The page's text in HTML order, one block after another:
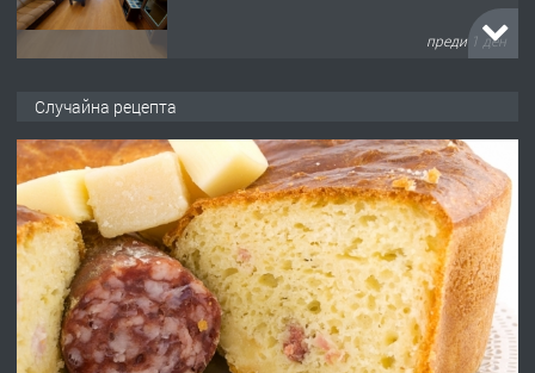
преди 1 ден
АПАРТАМЕНТ В ЦЕНТЪРА НА ГР.
ХАСКОВО
преди 2 дни
ПРЕДЛАГА Давам гараж под наем
преди 2 дни
Случайна рецепта